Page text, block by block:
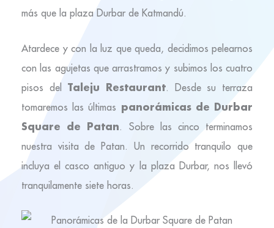
más que la plaza Durbar de Katmandú.
Atardece y con la luz que queda, decidimos pelearnos
con las agujetas que arrastramos y subimos los cuatro
pisos del Taleju Restaurant. Desde su terraza
tomaremos las últimas panorámicas de Durbar
Square de Patan. Sobre las cinco terminamos
nuestra visita de Patan. Un recorrido tranquilo que
incluya el casco antiguo y la plaza Durbar, nos llevó
tranquilamente siete horas.